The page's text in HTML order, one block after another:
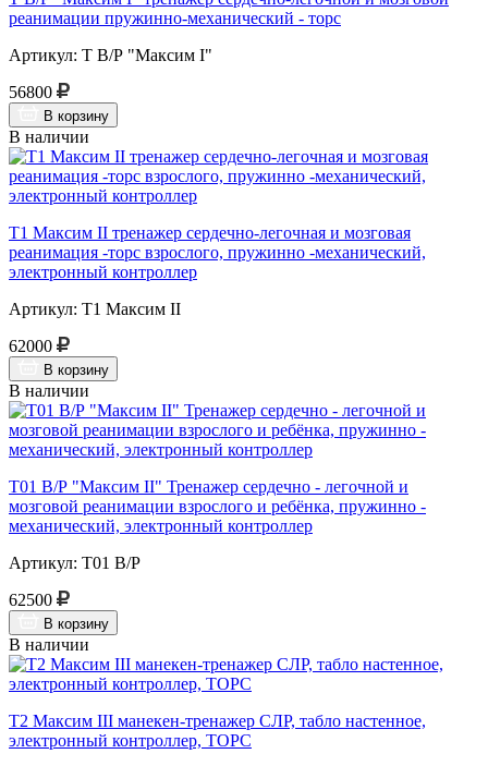
реанимации пружинно-механический - торс
Артикул: Т В/Р "Максим I"
56800
В корзину
В наличии
Т1 Максим II тренажер сердечно-легочная и мозговая
реанимация -торс взрослого, пружинно -механический,
электронный контроллер
Артикул: Т1 Максим II
62000
В корзину
В наличии
Т01 В/Р "Максим II" Тренажер сердечно - легочной и
мозговой реанимации взрослого и ребёнка, пружинно -
механический, электронный контроллер
Артикул: Т01 В/Р
62500
В корзину
В наличии
Т2 Максим III манекен-тренажер СЛР, табло настенное,
электронный контроллер, ТОРС